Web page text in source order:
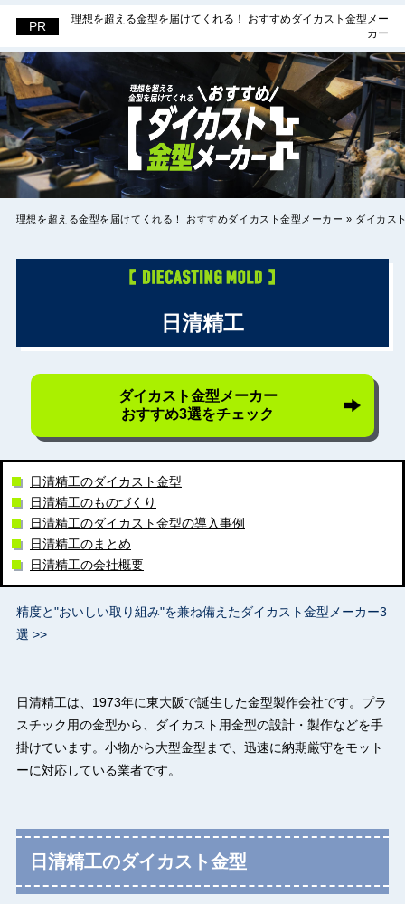
理想を超える金型を届けてくれる！ おすすめダイカスト金型メー
カー
理想を超える金型を届けてくれる！ おすすめダイカスト金型メーカー » ダイカス
日清精工
ダイカスト金型メーカー
おすすめ3選をチェック
日清精工のダイカスト金型
日清精工のものづくり
日清精工のダイカスト金型の導入事例
日清精工のまとめ
日清精工の会社概要
精度と"おいしい取り組み"を兼ね備えたダイカスト金型メーカー3
選 >>
日清精工は、1973年に東大阪で誕生した金型製作会社です。プラ
スチック用の金型から、ダイカスト用金型の設計・製作などを手
掛けています。小物から大型金型まで、迅速に納期厳守をモット
ーに対応している業者です。
日清精工のダイカスト金型